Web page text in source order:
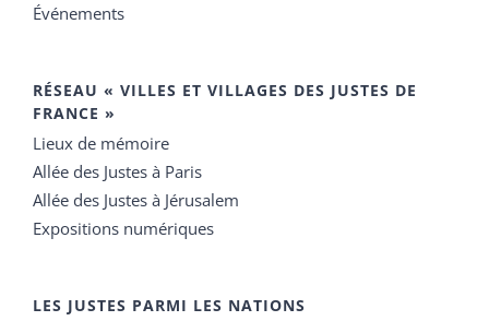
Événements
RÉSEAU « VILLES ET VILLAGES DES JUSTES DE
FRANCE »
Lieux de mémoire
Allée des Justes à Paris
Allée des Justes à Jérusalem
Expositions numériques
LES JUSTES PARMI LES NATIONS